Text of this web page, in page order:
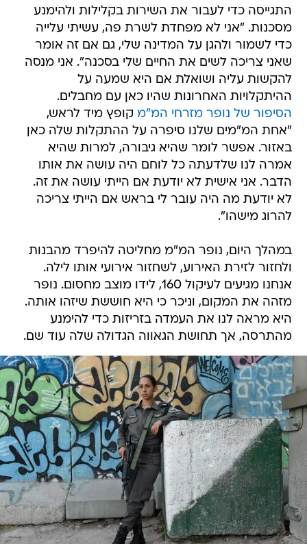
התגייסה כדי לעבור את השירות בקלילות ולהימנע
מסכנות. "אני לא מפחדת לשרת פה, עשיתי עלייה
כדי לשמור ולהגן על המדינה שלי, גם אם זה אומר
שאני צריכה לשים את החיים שלי בסכנה". אני מנסה
להקשות עליה ושואלת אם היא שמעה על
ההיתקלויות האחרונות שהיו כאן עם מחבלים.
הסיפור של נופר מזרחי המ"מ קופץ מיד לראש,
"אחת המ"מים שלנו סיפרה על ההתקלות שלה כאן
באזור. אפשר לומר שהיא גיבורה, למרות שהיא
אמרה לנו שלדעתה כל לוחם היה עושה את אותו
הדבר. אני אישית לא יודעת אם הייתי עושה את זה.
לא יודעת מה היה עובר לי בראש אם הייתי צריכה
להרוג מישהו".
במהלך היום, נופר המ"מ מחליטה להיפרד מהבנות
ולחזור לזירת האירוע, לשחזור אירועי אותו לילה.
אנחנו מגיעים לעיקול 160, לידו מוצב מחסום. נופר
מזהה את המקום, וניכר כי היא חוששת שיזהו אותה.
היא מראה לנו את העמדה בזריזות כדי להימנע
מהתרסה, אך תחושת הגאווה הגדולה שלה עוד שם.